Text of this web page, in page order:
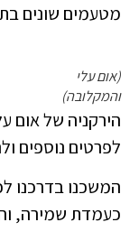
מטעמים שונים
(אום עלי
והמקלובה)
לפרטים נוספים ולהזמנות:
המשכנו בדרכנו
כעמדת שמירה,